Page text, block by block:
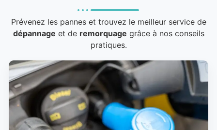
Prévenez les pannes et trouvez le meilleur service de
dépannage et de remorquage grâce à nos conseils
pratiques.